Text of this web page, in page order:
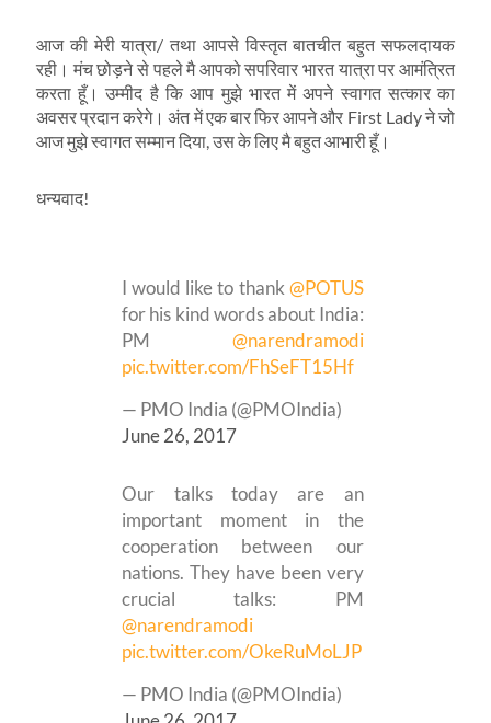
आज की मेरी यात्रा/ तथा आपसे विस्तृत बातचीत बहुत सफलदायक
रही। मंच छोड़ने से पहले मै आपको सपरिवार भारत यात्रा पर आमंत्रित
करता हूँ। उम्मीद है कि आप मुझे भारत में अपने स्वागत सत्कार का
अवसर प्रदान करेगे। अंत में एक बार फिर आपने और First Lady ने जो
आज मुझे स्वागत सम्मान दिया, उस के लिए मै बहुत आभारी हूँ।
धन्यवाद!
I would like to thank@POTUS
for his kind words about India:
PM @narendramodi
pic.twitter.com/FhSeFT15Hf
— PMO India (@PMOIndia)
June 26, 2017
Our talks today are an
important moment in the
cooperation between our
nations. They have been very
crucial talks: PM
@narendramodi
pic.twitter.com/OkeRuMoLJP
— PMO India (@PMOIndia)